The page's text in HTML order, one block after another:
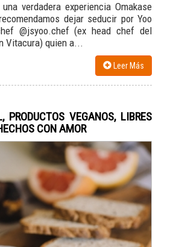
verdadera experiencia Omakase
dejar seducir por Yoo
@jsyoo.chef (ex head chef del
Vitacura) quien a...
Leer Más
PRODUCTOS VEGANOS, LIBRES
CON AMOR